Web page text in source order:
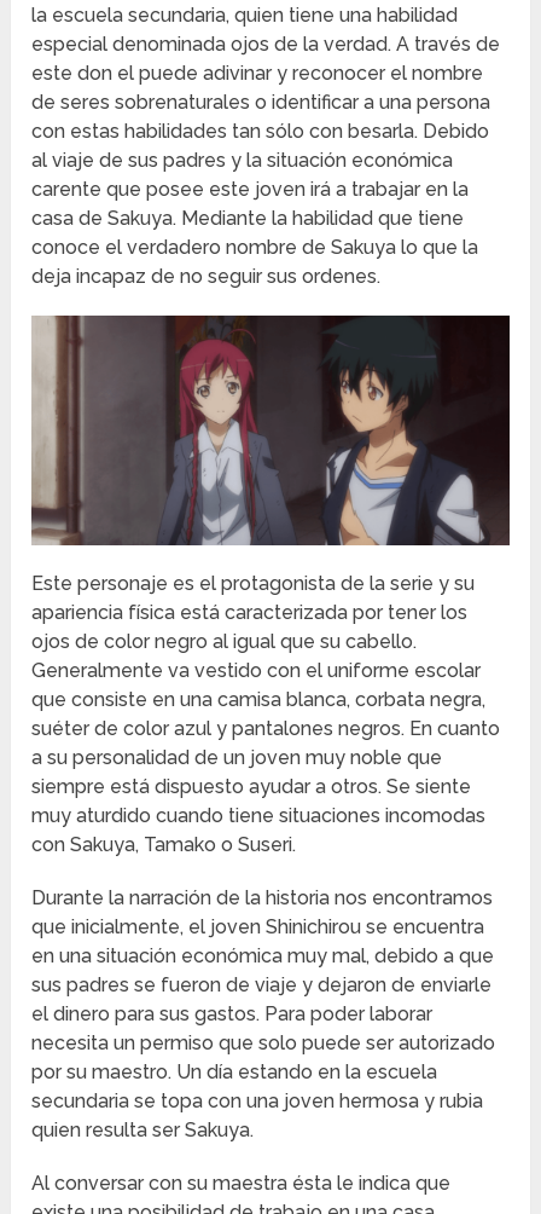
la escuela secundaria, quien tiene una habilidad
especial denominada ojos de la verdad. A través de
este don el puede adivinar y reconocer el nombre
de seres sobrenaturales o identificar a una persona
con estas habilidades tan sólo con besarla. Debido
al viaje de sus padres y la situación económica
carente que posee este joven irá a trabajar en la
casa de Sakuya. Mediante la habilidad que tiene
conoce el verdadero nombre de Sakuya lo que la
deja incapaz de no seguir sus ordenes.
Este personaje es el protagonista de la serie y su
apariencia física está caracterizada por tener los
ojos de color negro al igual que su cabello.
Generalmente va vestido con el uniforme escolar
que consiste en una camisa blanca, corbata negra,
suéter de color azul y pantalones negros. En cuanto
a su personalidad de un joven muy noble que
siempre está dispuesto ayudar a otros. Se siente
muy aturdido cuando tiene situaciones incomodas
con Sakuya, Tamako o Suseri.
Durante la narración de la historia nos encontramos
que inicialmente, el joven Shinichirou se encuentra
en una situación económica muy mal, debido a que
sus padres se fueron de viaje y dejaron de enviarle
el dinero para sus gastos. Para poder laborar
necesita un permiso que solo puede ser autorizado
por su maestro. Un día estando en la escuela
secundaria se topa con una joven hermosa y rubia
quien resulta ser Sakuya.
Al conversar con su maestra ésta le indica que